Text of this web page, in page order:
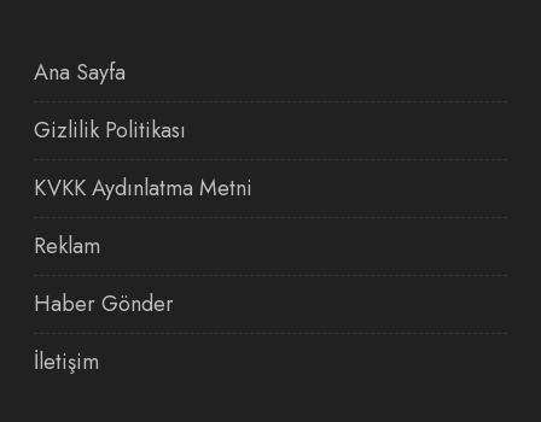
Ana Sayfa
Gizlilik Politikası
KVKK Aydınlatma Metni
Reklam
Haber Gönder
İletişim